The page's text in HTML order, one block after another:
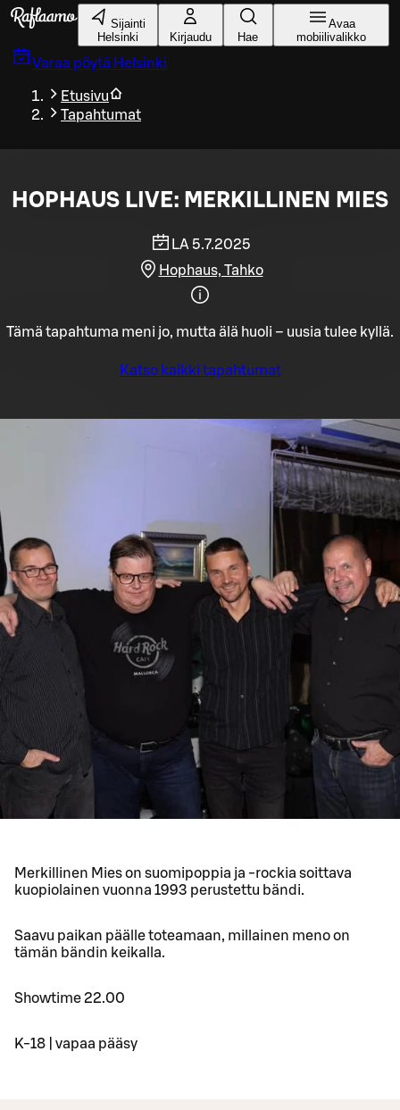
Siirry pääsisältöön
Sijainti
Helsinki
Kirjaudu Hae
Avaa
mobiilivalikko
Varaa pöytä Helsinki
Etusivu
Tapahtumat
HOPHAUS LIVE: MERKILLINEN MIES
LA 5.7.2025
Hophaus, Tahko
Tämä tapahtuma meni jo, mutta älä huoli – uusia tulee kyllä.
Katso kaikki tapahtumat
Merkillinen Mies on suomipoppia ja -rockia soittava
kuopiolainen vuonna 1993 perustettu bändi.
Saavu paikan päälle toteamaan, millainen meno on
tämän bändin keikalla.
Showtime 22.00
K-18 | vapaa pääsy